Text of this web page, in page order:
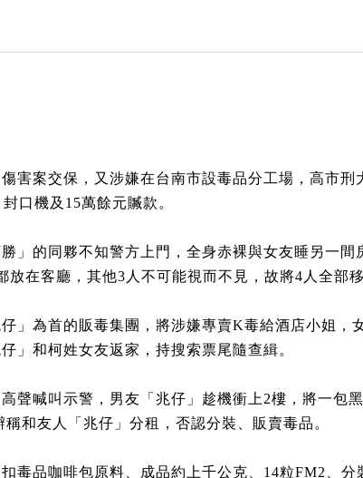
害案交保，又涉嫌在台南市設毒品分工場，高市
口機及15萬餘元贓款。
」的同夥不知警方上門，全身赤裸與女友睡另一
放在客廳，其他3人不可能視而不見，故將4人全部移
」為首的販毒集團，將涉嫌專賣K毒給酒店小姐
」和柯姓女友返家，持搜索票尾隨查緝。
聲喊叫示警，男友「兆仔」趁機衝上2樓，將一
和友人「兆仔」分租，否認分裝、販賣毒品。
毒品咖啡包原料、成品約上千公克、14粒FM2、